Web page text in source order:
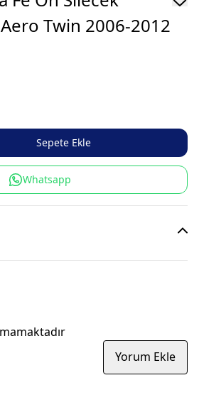
Aero Twin 2006-2012
Sepete Ekle
Whatsapp
Yorum Ekle